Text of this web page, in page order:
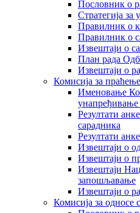
Пословник о
Стратегија
Правилник о
Правилник о
Извештаји о
План рада
Извештаји о
Комисија за
Именовање
унапређивање
Резултати
сарадника
Резултати
Извештаји о
Извештаји о
Извештаји
запошљавање
Извештаји о
Комисија за односе